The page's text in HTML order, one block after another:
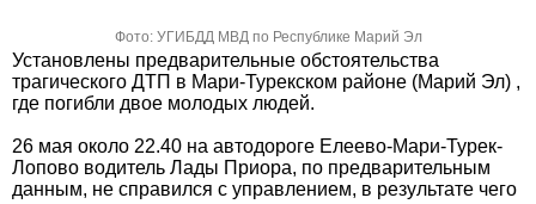
Фото: УГИБДД МВД по Республике Марий Эл
Установлены предварительные обстоятельства
трагического ДТП в Мари-Турекском районе (Марий Эл) ,
где погибли двое молодых людей.
26 мая около 22.40 на автодороге Елеево-Мари-Турек-
Лопово водитель Лады Приора, по предварительным
данным, не справился с управлением, в результате чего